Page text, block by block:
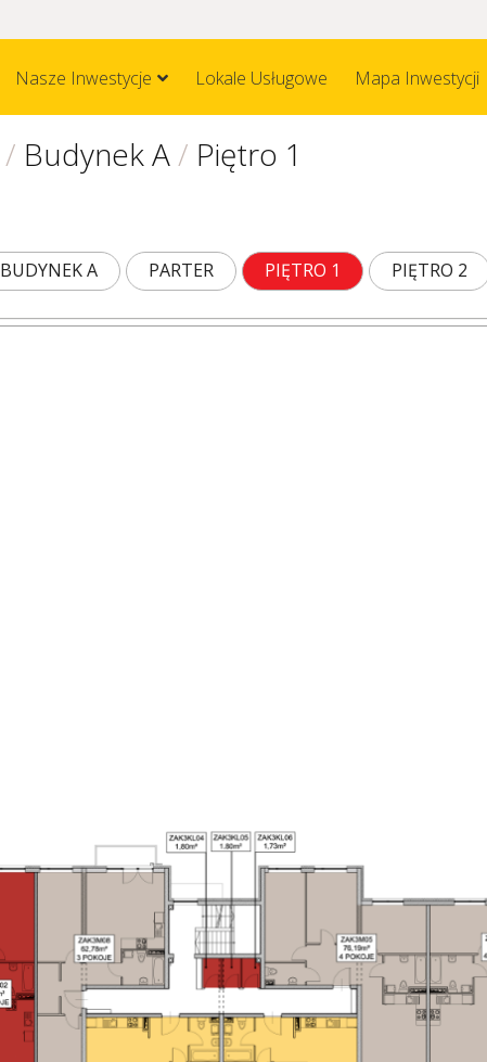
Nasze Inwestycje Lokale Usługowe Mapa Inwestycji
/ Budynek A/ Piętro 1
BUDYNEK A PARTER PIĘTRO 1 PIĘTRO 2